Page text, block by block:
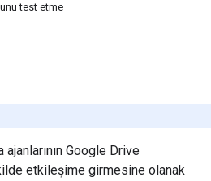
test etme
Google Drive
etkileşime girmesine olanak